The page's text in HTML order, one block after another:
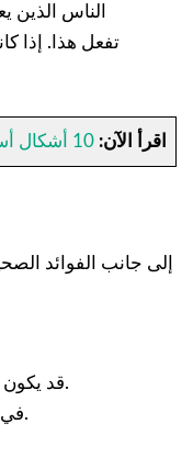
الناس الذين
تفعل هذا. إذا
اقرأ الآن: 10 أشكال أساسية من تمارين الضغط بخطوات
إلى جانب الفوائد
قد يكون مفصلاً أثناء القيام به بطريقة غير لائقة.
في بعض الأحيان يمكن أن تصاب الساقين.